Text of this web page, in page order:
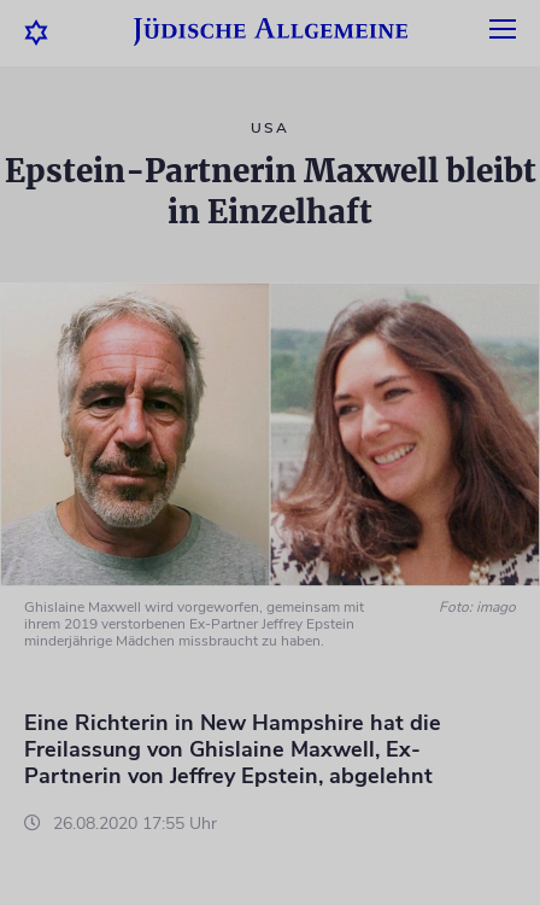
USA
Epstein-Partnerin Maxwell bleibt
in Einzelhaft
Ghislaine Maxwell wird vorgeworfen, gemeinsam mit
ihrem 2019 verstorbenen Ex-Partner Jeffrey Epstein
minderjährige Mädchen missbraucht zu haben.
Foto: imago
Eine Richterin in New Hampshire hat die
Freilassung von Ghislaine Maxwell, Ex-
Partnerin von Jeffrey Epstein, abgelehnt
26.08.2020 17:55 Uhr